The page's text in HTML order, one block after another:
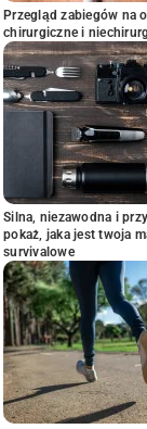
Przegląd zabiegów na
chirurgiczne i
Silna, niezawodna i
pokaż, jaka jest twoja
survivalowe